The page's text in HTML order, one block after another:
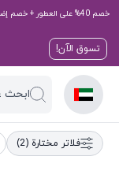
تسوق الآن!
ابحث
فلاتر مختارة (2)